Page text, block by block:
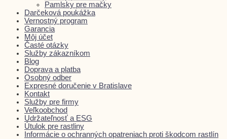
Pamlsky pre mačky
Darčeková poukážka
Vernostný program
Garancia
Môj účet
Časté otázky
Služby zákazníkom
Blog
Doprava a platba
Osobný odber
Expresné doručenie v Bratislave
Kontakt
Služby pre firmy
Veľkoobchod
Udržateľnosť a ESG
Útulok pre rastliny
Informácie o ochranných opatreniach proti škodcom rastlín